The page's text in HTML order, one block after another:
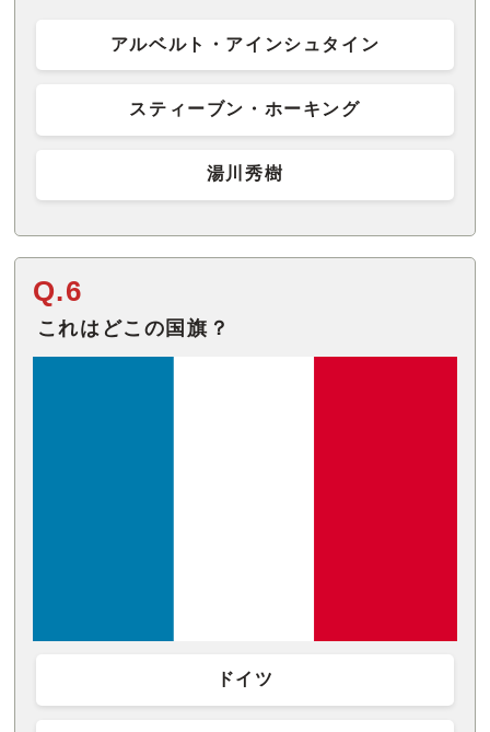
アルベルト・アインシュタイン
スティーブン・ホーキング
湯川秀樹
Q.6
これはどこの国旗？
ドイツ